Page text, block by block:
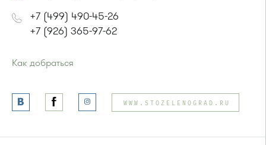
+7 (499) 490-45-26
+7 (926) 365-97-62
Как добраться
Автобус № 18.
Маршрутка № 164
Автобус № 18 .
WWW.STOZELENOGRAD.RU